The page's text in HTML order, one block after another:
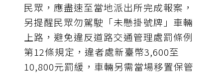
民眾，應盡速至當地派出所完成報案，
另提醒民眾勿駕駛「未懸掛號牌」車輛
上路，避免違反道路交通管理處罰條例
第12條規定，違者處新臺幣3,600至
10,800元罰緩，車輛另需當場移置保管